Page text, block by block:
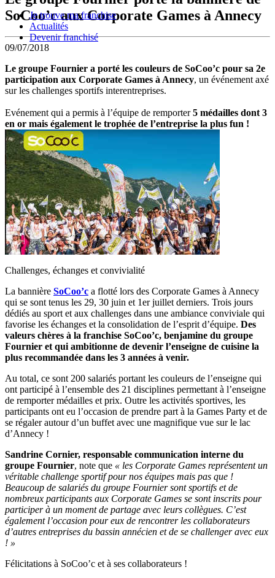
Je trouve ma franchise
Actualités
Devenir franchisé
SoCoo’c aux Corporate Games à Annecy
09/07/2018
Le groupe Fournier a porté les couleurs de SoCoo’c pour sa 2e
participation aux Corporate Games à Annecy, un événement axé
sur les challenges sportifs interentreprises.
Evénement qui a permis à l’équipe de remporter5 médailles dont 3
en or mais également le trophée de l’entreprise la plus fun !
Challenges, échanges et convivialité
La bannière SoCoo’c a flotté lors des Corporate Games à Annecy
qui se sont tenus les 29, 30 juin et 1er juillet derniers. Trois jours
dédiés au sport et aux challenges dans une ambiance conviviale qui
favorise les échanges et la consolidation de l’esprit d’équipe. Des
valeurs chères à la franchise SoCoo’c, benjamine du groupe
Fournier et qui ambitionne de devenir l’enseigne de cuisine la
plus recommandée dans les 3 années à venir.
Au total, ce sont 200 salariés portant les couleurs de l’enseigne qui
ont participé à l’ensemble des 21 disciplines permettant à l’enseigne
de remporter médailles et prix. Outre les activités sportives, les
participants ont eu l’occasion de prendre part à la Games Party et de
se régaler autour d’un buffet avec une magnifique vue sur le lac
d’Annecy !
Sandrine Cornier, responsable communication interne du
groupe Fournier, note que « les Corporate Games représentent un
véritable challenge sportif pour nos équipes mais pas que !
Beaucoup de salariés du groupe Fournier sont sportifs et de
nombreux participants aux Corporate Games se sont inscrits pour
participer à un moment de partage avec leurs collègues. C’est
également l’occasion pour eux de rencontrer les collaborateurs
d’autres entreprises du bassin annécien et de se challenger avec eux
! »
Félicitations à SoCoo’c et à ses collaborateurs !